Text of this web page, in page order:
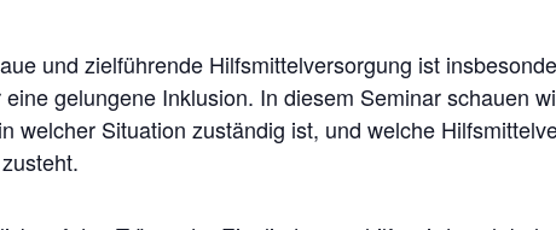
und zielführende Hilfsmittelversorgung ist
gelungene Inklusion. In diesem Seminar schauen
welcher Situation zuständig ist, und welche